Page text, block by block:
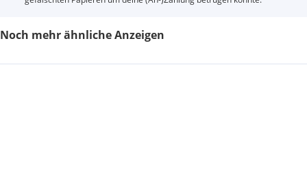
Noch mehr ähnliche Anzeigen